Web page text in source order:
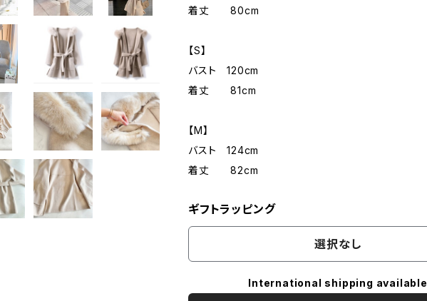
着丈 80cm
【S】
バスト 120cm
着丈 81cm
【M】
バスト 124cm
着丈 82cm
ギフトラッピング
選択なし
International shipping available